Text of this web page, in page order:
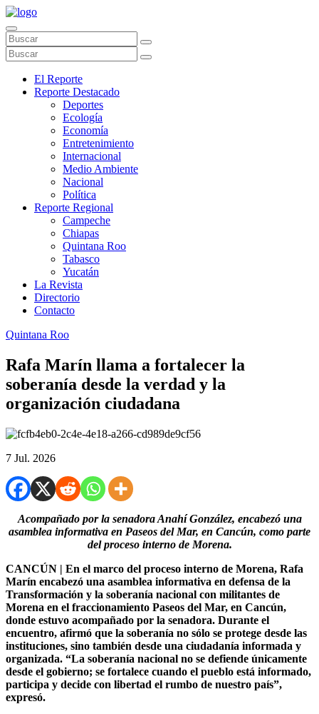
El Reporte
Reporte Destacado
Deportes
Ecología
Economía
Entretenimiento
Internacional
Medio Ambiente
Nacional
Política
Reporte Regional
Campeche
Chiapas
Quintana Roo
Tabasco
Yucatán
La Revista
Directorio
Contacto
Quintana Roo
Rafa Marín llama a fortalecer la
soberanía desde la verdad y la
organización ciudadana
7 Jul. 2026
Acompañado por la senadora Anahí González, encabezó una
asamblea informativa en Paseos del Mar, en Cancún, como parte
del proceso interno de Morena.
CANCÚN | En el marco del proceso interno de Morena, Rafa
Marín encabezó una asamblea informativa en defensa de la
Transformación y la soberanía nacional con militantes de
Morena en el fraccionamiento Paseos del Mar, en Cancún,
donde estuvo acompañado por la senadora. Durante el
encuentro, afirmó que la soberanía no sólo se protege desde las
instituciones, sino también desde una ciudadanía informada y
organizada. “La soberanía nacional no se defiende únicamente
desde el gobierno; se fortalece cuando el pueblo está informado,
participa y decide con libertad el rumbo de nuestro país”,
expresó.